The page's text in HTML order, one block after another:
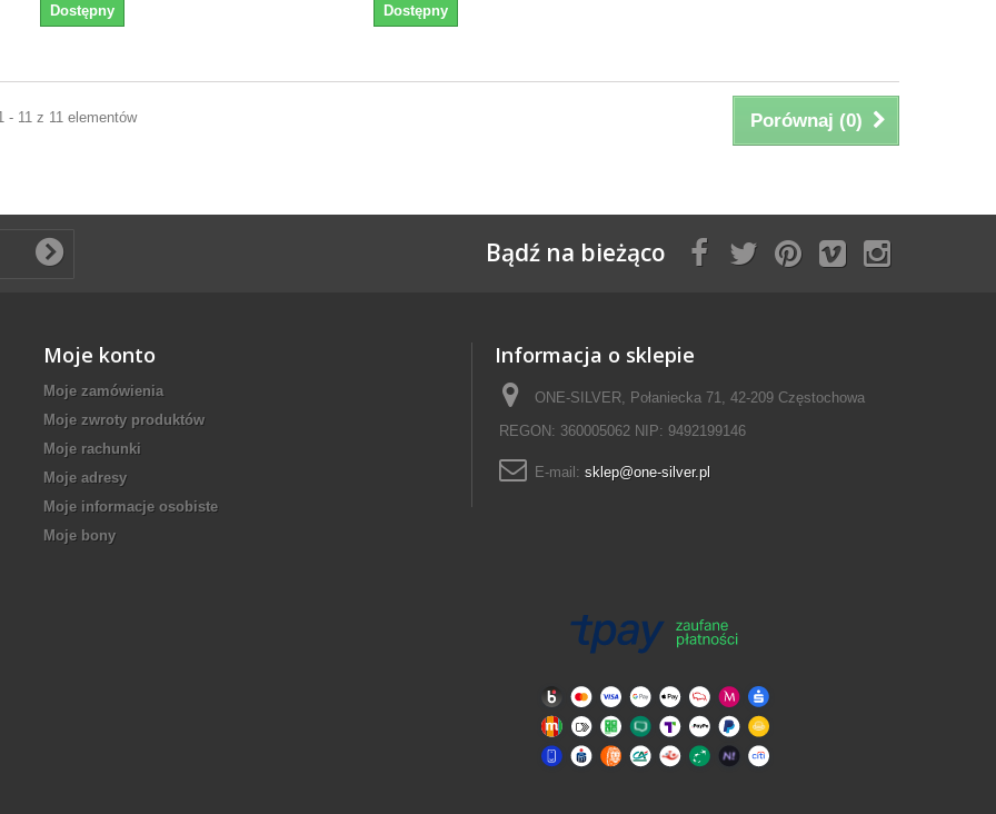
Dostępny Dostępny
Porównaj (0)
- 11 z 11 elementów
Bądź na bieżąco
Moje konto
Moje zamówienia
Moje zwroty produktów
Moje rachunki
Moje adresy
Moje informacje osobiste
Moje bony
Informacja o sklepie
ONE-SILVER, Połaniecka 71, 42-209 Częstochowa
REGON: 360005062 NIP: 9492199146
E-mail: sklep@one-silver.pl